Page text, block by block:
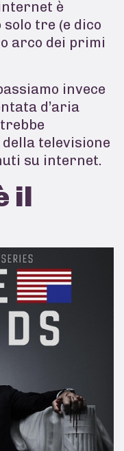
è
tre (e dico
arco dei primi
invece
d’aria
televisione
su internet.
il